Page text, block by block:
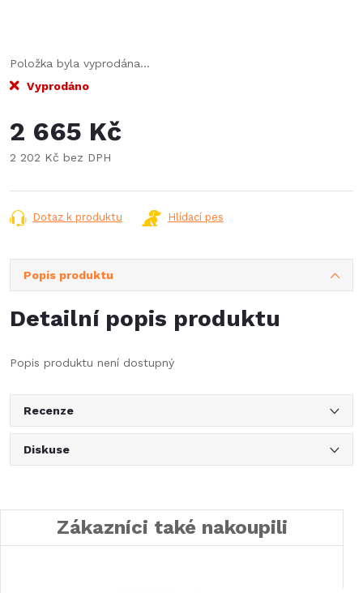
Položka byla vyprodána…
Vyprodáno
2 665 Kč
2 202 Kč bez DPH
cena:
Dotaz k produktu Hlídací pes
Popis produktu
Detailní popis produktu
Popis produktu není dostupný
Recenze
Diskuse
Zákazníci také nakoupili